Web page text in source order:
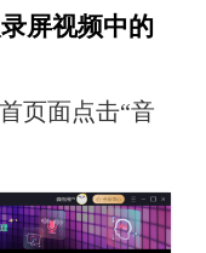
屏视频中的
页面点击“音